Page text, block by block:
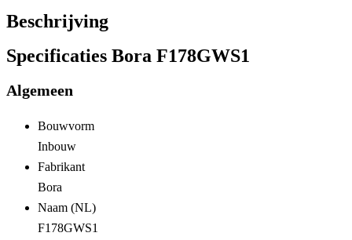
Beschrijving
Specificaties Bora F178GWS1
Algemeen
Bouwvorm
Inbouw
Fabrikant
Bora
Naam (NL)
F178GWS1